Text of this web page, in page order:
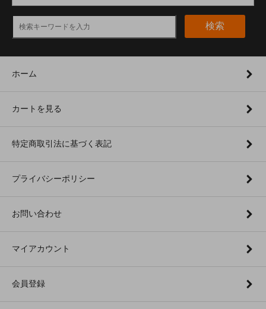
検索
ホーム
カートを見る
特定商取引法に基づく表記
プライバシーポリシー
お問い合わせ
マイアカウント
会員登録